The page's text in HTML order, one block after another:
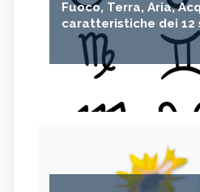
Fuoco, Terra, Aria,
caratteristiche dei 12